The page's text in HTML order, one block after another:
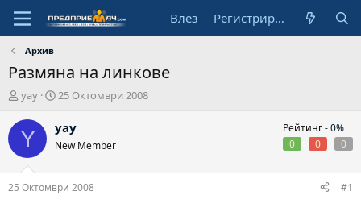
Влез Регистрирай се
Архив
Размяна на линкове
А
т
о
yay
Н
ч
а
л
д
25 Октомври 2008
Y yay
New Member
Рейтинг -0%
0
0 0
25 Октомври 2008 #1